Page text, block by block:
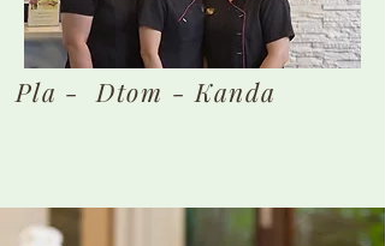
Pla - Dtom - Kanda